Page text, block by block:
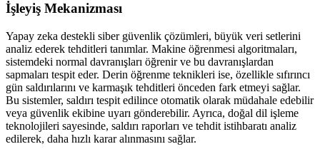
İşleyiş Mekanizması
Yapay zeka destekli siber güvenlik çözümleri, büyük veri setlerini
analiz ederek tehditleri tanımlar. Makine öğrenmesi algoritmaları,
sistemdeki normal davranışları öğrenir ve bu davranışlardan
sapmaları tespit eder. Derin öğrenme teknikleri ise, özellikle sıfırıncı
gün saldırılarını ve karmaşık tehditleri önceden fark etmeyi sağlar.
Bu sistemler, saldırı tespit edilince otomatik olarak müdahale edebilir
veya güvenlik ekibine uyarı gönderebilir. Ayrıca, doğal dil işleme
teknolojileri sayesinde, saldırı raporları ve tehdit istihbaratı analiz
edilerek, daha hızlı karar alınmasını sağlar.